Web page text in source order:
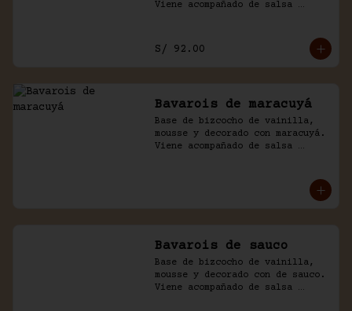
Viene acompañado de salsa
S/ 92.00
Bavarois de maracuyá
Base de bizcocho de vainilla,
mousse y decorado con maracuyá.
Viene acompañado de salsa
Bavarois de sauco
Base de bizcocho de vainilla,
mousse y decorado con de sauco.
Viene acompañado de salsa